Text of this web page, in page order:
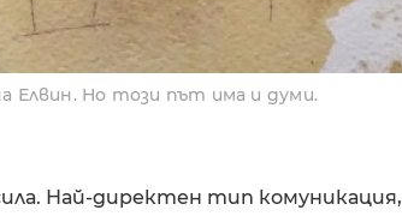
Елвин. Но този път има и думи.
Най-директен тип комуникация,